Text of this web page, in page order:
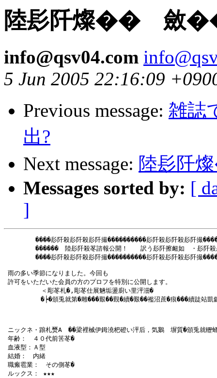
陸髟阡燦�� 斂
info@qsv04.com
5 Jun 2005 22:16:09
Previous message: 雑誌
出?
Next message: 陸髟
Messages sorted by: [
]
����髟阡殺髟阡殺髟阡撮����������髟阡殺髟阡殺髟阡撮
������　陸髟阡殺苳諮報公開！　　訳う髟阡擦衄如　・髟阡殺
����髟阡殺髟阡殺髟阡撮����������髟阡殺髟阡殺髟阡撮
雨の多い季節になりました。今回も
許可をいただいた会員の方のプロフを特別に公開します。
     　   ＜彫苳札�,彫苳仕展魎垢盪廚い里泙沺�
　 　　　�┝�頒兎就第�雕���艱��覲�續�艱��襤沼蔗�痕���續跿站凱
ニックネ・踉札燹Аゝ��梁裡械伊鉧澆杷磴い泙后，気鵝　塀質�頒兎就
年齢：　４０代前筈苳�
血液型：Ａ型
結婚：　内緒
職瘢雹業：　その側苳�
ルックス： ★★★